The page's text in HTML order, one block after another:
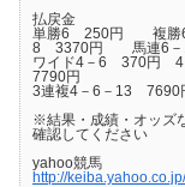
払戻金
単勝6 250円 複
8 3370円 馬連6－
ワイド4－6 370円
7790円
3連複4－6－13
※結果・成績・オッズ
確認してください
yahoo競馬
http://